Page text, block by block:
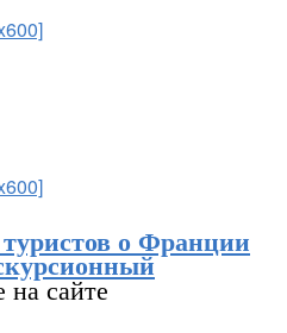
о Франции
сайте